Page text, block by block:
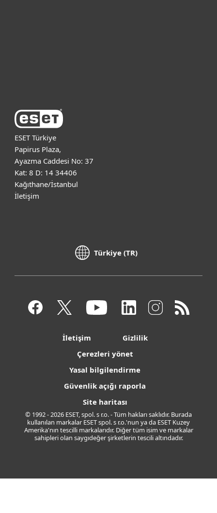
ESET Türkiye
Papirus Plaza,
Ayazma Caddesi No: 37
Kat: 8 D: 14 34406
Kağıthane/İstanbul
İletişim
Türkiye (TR)
İletişim
Gizlilik
Çerezleri yönet
Yasal bilgilendirme
Güvenlik açığı raporla
Site haritası
© 1992 - 2026 ESET, spol. s r.o. - Tüm hakları saklıdır. Burada
kullanılan markalar ESET spol. s r.o.'nun ya da ESET Kuzey
Amerika'nın tescilli markalarıdır. Diğer tüm isim ve markalar
sahipleri olan saygıdeğer şirketlerin tescili altındadır.